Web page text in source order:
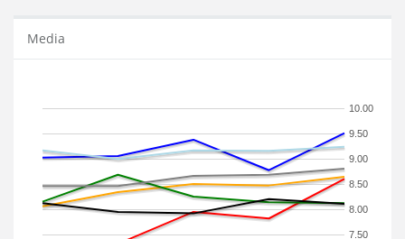
Media
7.50
8.00
8.50
9.00
9.50
10.00